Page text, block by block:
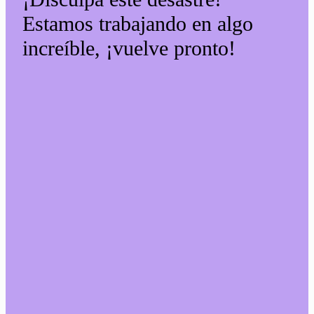
Estamos trabajando en algo
increíble, ¡vuelve pronto!